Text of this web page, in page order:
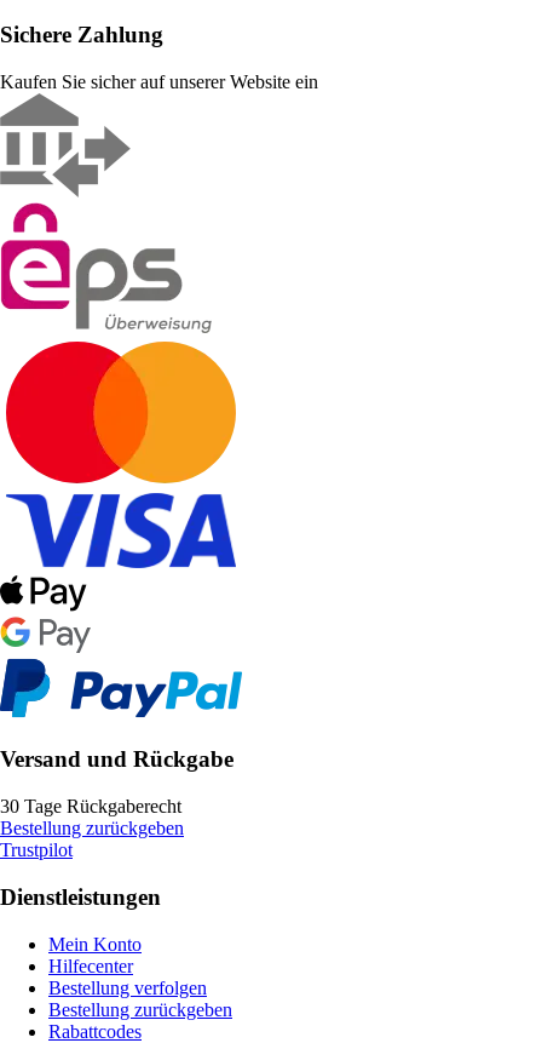
Sichere Zahlung
Kaufen Sie sicher auf unserer Website ein
Versand und Rückgabe
30 Tage Rückgaberecht
Bestellung zurückgeben
Trustpilot
Dienstleistungen
Mein Konto
Hilfecenter
Bestellung verfolgen
Bestellung zurückgeben
Rabattcodes